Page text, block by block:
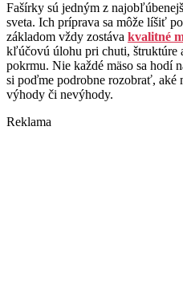
Fašírky sú jedným z
sveta. Ich príprava sa môže líšiť
základom vždy zostáva kvalitné
kľúčovú úlohu pri chuti, štruktúre
pokrmu. Nie každé mäso sa hodí
si poďme podrobne rozobrať, aké
výhody či nevýhody.
Reklama